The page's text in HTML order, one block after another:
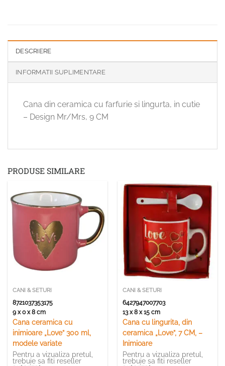
DESCRIERE
INFORMATII SUPLIMENTARE
Cana din ceramica cu farfurie si lingurta, in cutie
– Design Mr/Mrs, 9 CM
PRODUSE SIMILARE
CANI & SETURI
8721037353175
9 x 0 x 8 cm
Cana ceramica cu
inimioare „Love” 300 ml,
modele variate
Pentru a vizualiza pretul,
trebuie sa fiti reseller
CANI & SETURI
6427947007703
13 x 8 x 15 cm
Cana cu lingurita, din
ceramica „Love”, 7 CM, –
Inimioare
Pentru a vizualiza pretul,
trebuie sa fiti reseller